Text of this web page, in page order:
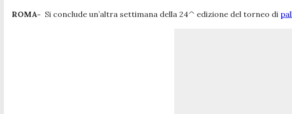
ROMA- Si conclude un’altra settimana della 24^ edizione del torneo di